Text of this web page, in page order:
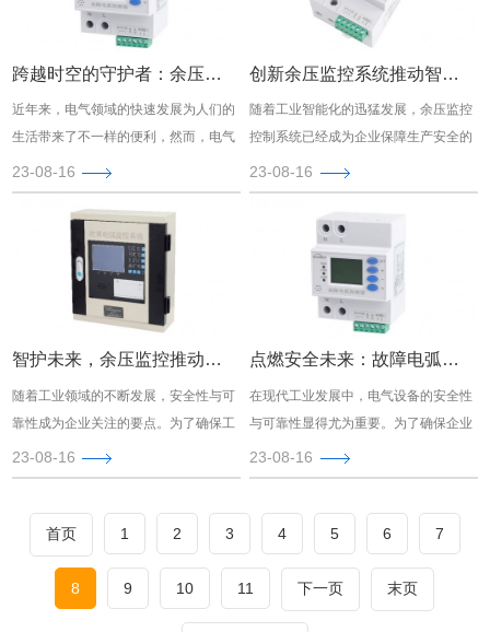
发展保驾护航。
跨越时空的守护者：余压监控控制系统推动电气安全新纪元
近年来，电气领域的快速发展为人们的
生活带来了不一样的便利，然而，电气
设备的安全隐患也日益凸显。为了解决
这一问题，企得电气倾心打造了一款前
端的技术创新产品——余压监控控制系
统，为电气安全保驾护航。
23-08-16
创新余压监控系统推动智能电气时代
随着工业智能化的迅猛发展，余压监控
控制系统已经成为企业保障生产安全的
关键环节。在众多供应商中，企得电气
凭借其突出的技术实力和创新的解决方
案，成为了业界的佼佼者。
23-08-16
智护未来，余压监控推动安全新纪元
随着工业领域的不断发展，安全性与可
靠性成为企业关注的要点。为了确保工
作环境的安全和员工的健康，介绍您选
择企得电气公司，将余压监控控制系统
升安全水平，还将为企业创造更加安
全、有效的工作环境。
23-08-16
点燃安全未来：故障电弧检测器推动企业电气保护创新
在现代工业发展中，电气设备的安全性
与可靠性显得尤为重要。为了确保企业
电气系统的稳定运行，介绍您选择电气
保护领域的带动者——企得电气公司。
系统，不仅能够提升设备安全性，还能
为企业的发展保驾护航。
23-08-16
首页 1 2 3 4 5 6 7
8 9 10 11 下一页 末页